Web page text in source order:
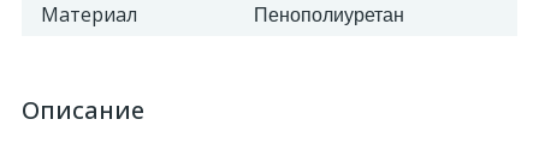
Материал Пенополиуретан
Описание